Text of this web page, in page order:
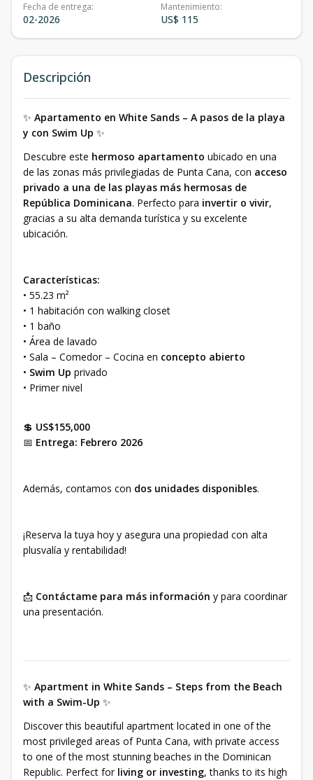
Fecha de entrega:
02-2026
Mantenimiento:
US$ 115
Descripción
✨ Apartamento en White Sands – A pasos de la playa
y con Swim Up ✨
Descubre este hermoso apartamento ubicado en una
de las zonas más privilegiadas de Punta Cana, con acceso
privado a una de las playas más hermosas de
República Dominicana. Perfecto para invertir o vivir,
gracias a su alta demanda turística y su excelente
ubicación.
Características:
• 55.23 m²
• 1 habitación con walking closet
• 1 baño
• Área de lavado
• Sala – Comedor – Cocina en concepto abierto
• Swim Up privado
• Primer nivel
💲 US$155,000
📅 Entrega: Febrero 2026
Además, contamos con dos unidades disponibles.
¡Reserva la tuya hoy y asegura una propiedad con alta
plusvalía y rentabilidad!
📩 Contáctame para más información y para coordinar
una presentación.
✨ Apartment in White Sands – Steps from the Beach
with a Swim-Up ✨
Discover this beautiful apartment located in one of the
most privileged areas of Punta Cana, with private access
to one of the most stunning beaches in the Dominican
Republic. Perfect for living or investing, thanks to its high